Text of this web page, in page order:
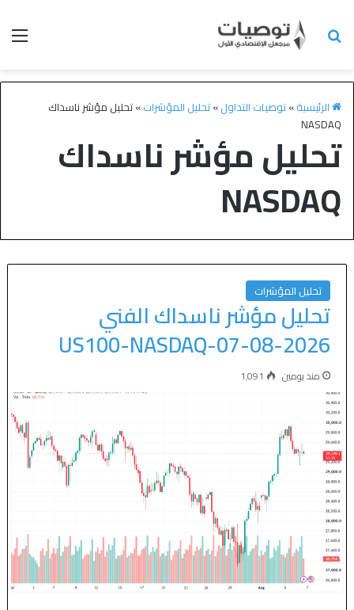
الرئيسية»توصيات التداول»تحليل المؤشرات»تحليل مؤشر ناسداك
NASDAQ
تحليل مؤشر ناسداك
NASDAQ
تحليل المؤشرات
تحليل مؤشر ناسداك الفني
US100-NASDAQ-07-08-2026
منذ يومين 1٬091